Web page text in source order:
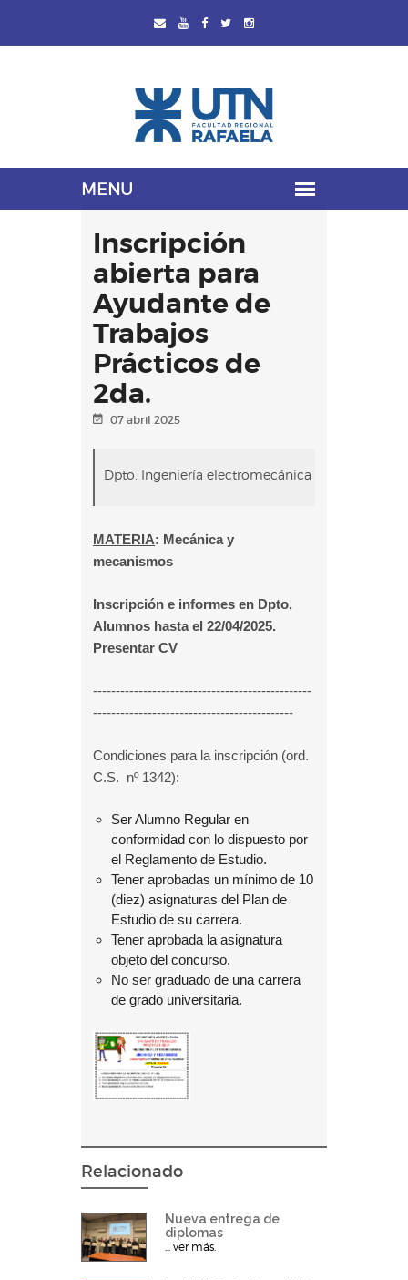
Inscripción
abierta para
Ayudante de
Trabajos
Prácticos de
2da.
07 abril 2025
Dpto. Ingeniería electromecánica
MATERIA: Mecánica y
mecanismos
Inscripción e informes en Dpto.
Alumnos hasta el 22/04/2025.
Presentar CV
------------------------------------------------
--------------------------------------------
Condiciones para la inscripción (ord.
C.S. nº 1342):
SerAlumno Regular en
conformidad con lo dispuesto por
el Reglamento de Estudio.
Tener aprobadas un mínimo de 10
(diez) asignaturas del Plan de
Estudio de su carrera.
Tener aprobada la asignatura
objeto del concurso.
No ser graduado de una carrera
de grado universitaria.
Relacionado
Nueva entrega de
diplomas
... ver más.